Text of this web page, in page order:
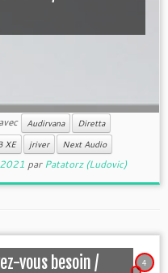
Audirvana
Diretta
XE jriver
Next Audio
parPatatorz (Ludovic)
4
vous besoin /